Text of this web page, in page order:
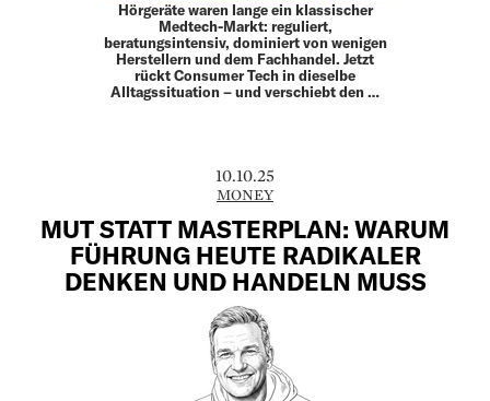
Hörgeräte waren lange ein klassischer
Medtech-Markt: reguliert,
beratungsintensiv, dominiert von wenigen
Herstellern und dem Fachhandel. Jetzt
rückt Consumer Tech in dieselbe
Alltagssituation – und verschiebt den …
10.10.25
MONEY
MUT STATT MASTERPLAN: WARUM
FÜHRUNG HEUTE RADIKALER
DENKEN UND HANDELN MUSS